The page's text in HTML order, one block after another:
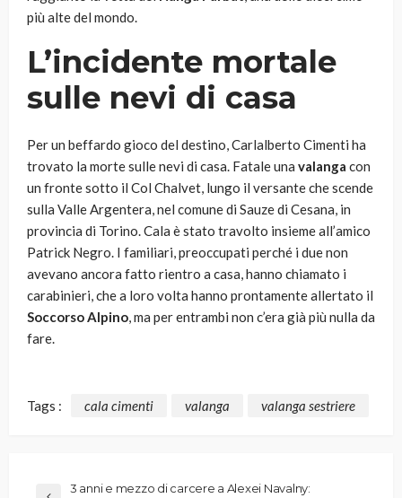
più alte del mondo.
L’incidente mortale
sulle nevi di casa
Per un beffardo gioco del destino, Carlalberto Cimenti ha
trovato la morte sulle nevi di casa. Fatale una valanga con
un fronte sotto il Col Chalvet, lungo il versante che scende
sulla Valle Argentera, nel comune di Sauze di Cesana, in
provincia di Torino. Cala è stato travolto insieme all’amico
Patrick Negro. I familiari, preoccupati perché i due non
avevano ancora fatto rientro a casa, hanno chiamato i
carabinieri, che a loro volta hanno prontamente allertato il
Soccorso Alpino, ma per entrambi non c’era già più nulla da
fare.
Tags : cala cimenti valanga valanga sestriere
3 anni e mezzo di carcere a Alexei Navalny: